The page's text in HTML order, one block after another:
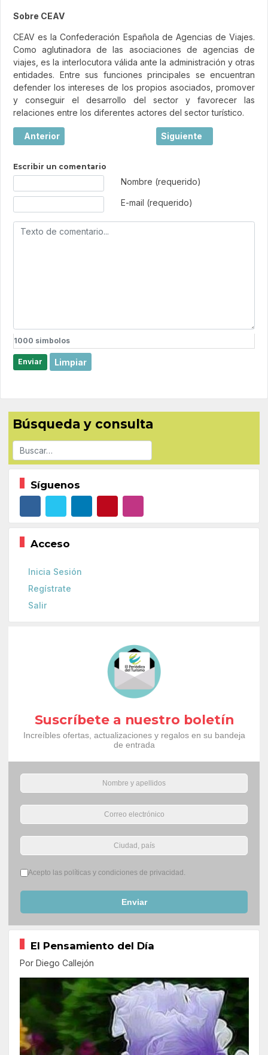
Sobre CEAV
CEAV es la Confederación Española de Agencias de Viajes.
Como aglutinadora de las asociaciones de agencias de
viajes, es la interlocutora válida ante la administración y otras
entidades. Entre sus funciones principales se encuentran
defender los intereses de los propios asociados, promover
y conseguir el desarrollo del sector y favorecer las
relaciones entre los diferentes actores del sector turístico.
Artículo anterior: CEAV alerta del grave impacto de los
Anterior Artículo siguiente:
Siguiente
Escribir un comentario
Nombre (requerido)
E-mail (requerido)
1000 simbolos
Enviar Limpiar
Búsqueda y consulta
Buscar
Síguenos
Acceso
Inicia Sesión
Regístrate
Salir
Suscríbete a nuestro boletín
Increíbles ofertas, actualizaciones y regalos en su bandeja
de entrada
Términos del servicio*
Acepto las políticas y condiciones de privacidad.
Enviar
El Pensamiento del Día
Por Diego Callejón